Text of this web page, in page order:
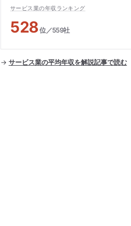
サービス業の年収ランキング
528位／559社
→ サービス業の平均年収を解説記事で読む